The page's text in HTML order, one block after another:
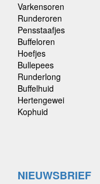
Varkensoren
Runderoren
Pensstaafjes
Buffeloren
Hoefjes
Bullepees
Runderlong
Buffelhuid
Hertengewei
Kophuid
NIEUWSBRIEF